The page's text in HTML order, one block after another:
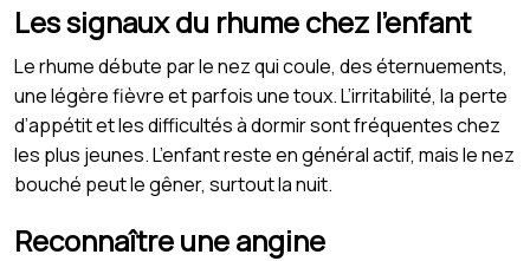
Les signaux du rhume chez l’enfant
Le rhume débute par le nez qui coule, des éternuements,
une légère fièvre et parfois une toux. L’irritabilité, la perte
d’appétit et les difficultés à dormir sont fréquentes chez
les plus jeunes. L’enfant reste en général actif, mais le nez
bouché peut le gêner, surtout la nuit.
Reconnaître une angine